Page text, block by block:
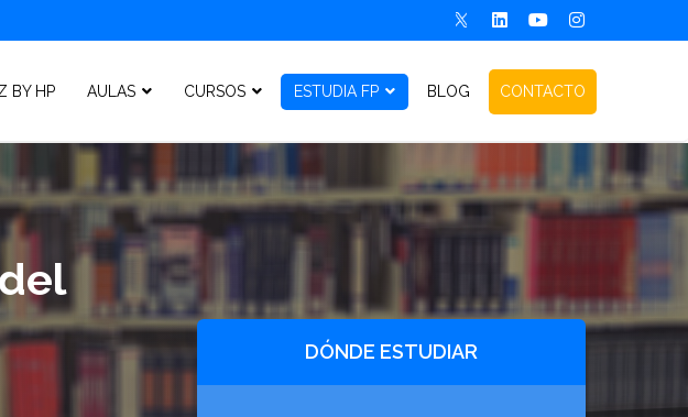
BY HP AULAS CURSOS ESTUDIA FP BLOG CONTACTO
DÓNDE ESTUDIAR